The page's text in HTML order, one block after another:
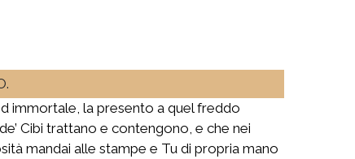
immortale, la presento a quel freddo
Cibi trattano e contengono, e che nei
mandai alle stampe e Tu di propria mano